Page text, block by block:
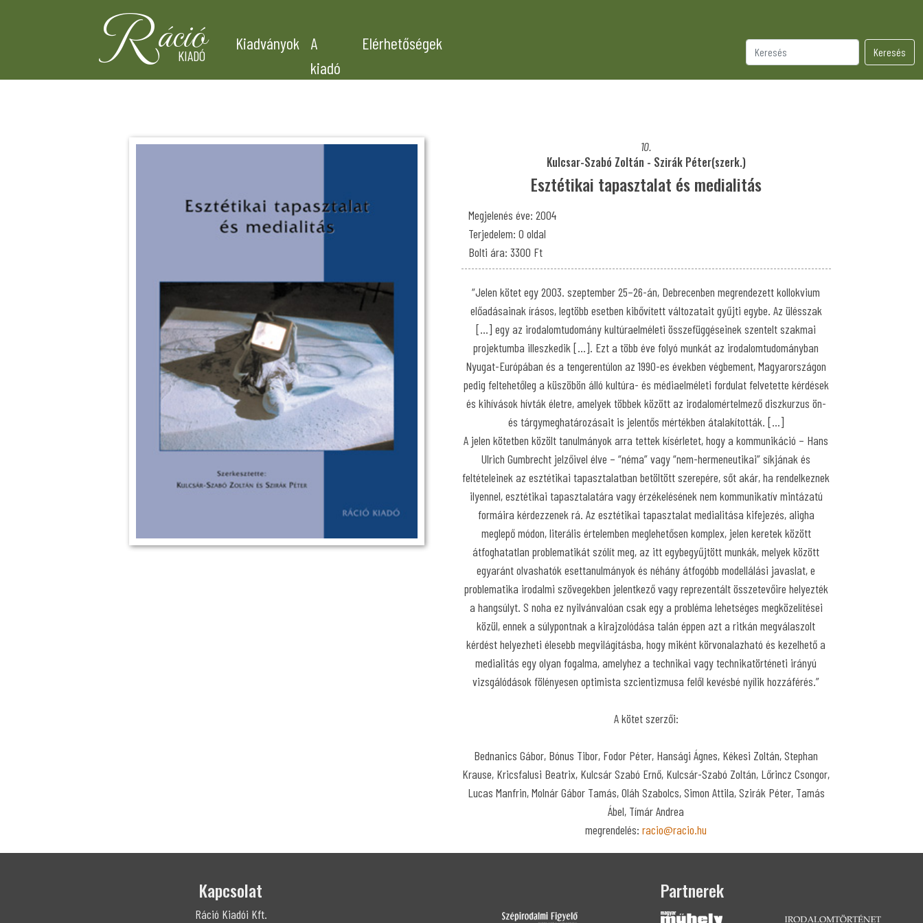
Ráció
KIADÓ
Kiadványok
A
kiadó
Elérhetőségek Keresés
10.
Kulcsar-Szabó Zoltán - Szirák Péter(szerk.)
Esztétikai tapasztalat és medialitás
Megjelenés éve: 2004
Terjedelem: 0 oldal
Bolti ára: 3300 Ft
“Jelen kötet egy 2003. szeptember 25–26-án, Debrecenben megrendezett kollokvium
előadásainak írásos, legtöbb esetben kibővített változatait gyűjti egybe. Az ülésszak
[…] egy az irodalomtudomány kultúraelméleti összefüggéseinek szentelt szakmai
projektumba illeszkedik […]. Ezt a több éve folyó munkát az irodalomtudományban
Nyugat-Európában és a tengerentúlon az 1990-es években végbement, Magyarországon
pedig feltehetőleg a küszöbön álló kultúra- és médiaelméleti fordulat felvetette kérdések
és kihívások hívták életre, amelyek többek között az irodalomértelmező diszkurzus ön-
és tárgymeghatározásait is jelentős mértékben átalakították. […]
A jelen kötetben közölt tanulmányok arra tettek kísérletet, hogy a kommunikáció – Hans
Ulrich Gumbrecht jelzőivel élve – “néma” vagy “nem-hermeneutikai” síkjának és
feltételeinek az esztétikai tapasztalatban betöltött szerepére, sőt akár, ha rendelkeznek
ilyennel, esztétikai tapasztalatára vagy érzékelésének nem kommunikatív mintázatú
formáira kérdezzenek rá. Az esztétikai tapasztalat medialitása kifejezés, aligha
meglepő módon, literális értelemben meglehetősen komplex, jelen keretek között
átfoghatatlan problematikát szólít meg, az itt egybegyűjtött munkák, melyek között
egyaránt olvashatók esettanulmányok és néhány átfogóbb modellálási javaslat, e
problematika irodalmi szövegekben jelentkező vagy reprezentált összetevőire helyezték
a hangsúlyt. S noha ez nyilvánvalóan csak egy a probléma lehetséges megközelítései
közül, ennek a súlypontnak a kirajzolódása talán éppen azt a ritkán megválaszolt
kérdést helyezheti élesebb megvilágításba, hogy miként körvonalazható és kezelhető a
medialitás egy olyan fogalma, amelyhez a technikai vagy technikatörténeti irányú
vizsgálódások fölényesen optimista szcientizmusa felől kevésbé nyílik hozzáférés.”
A kötet szerzői:
Bednanics Gábor, Bónus Tibor, Fodor Péter, Hansági Ágnes, Kékesi Zoltán, Stephan
Krause, Kricsfalusi Beatrix, Kulcsár Szabó Ernő, Kulcsár-Szabó Zoltán, Lőrincz Csongor,
Lucas Manfrin, Molnár Gábor Tamás, Oláh Szabolcs, Simon Attila, Szirák Péter, Tamás
Ábel, Tímár Andrea
megrendelés:racio@racio.hu
Kapcsolat
Ráció Kiadói Kft.
Partnerek